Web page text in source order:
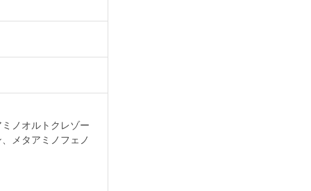
ノオルトクレゾー
メタアミノフェノ